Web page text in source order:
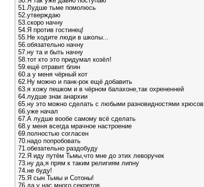
51.Лудше тьме помолюсь
52.утверждаю
53.скоро начну
54.Я против гостинец!
55.Не ходите люди в школы...
56.обязательно начну
57.ну та и быть начну
58.тот кто это придумал козёл!
59.ещё отравит блин
60.а у меня чёрный кот
62.Ну можно и панк-рок ещё добавить
63.я хожу пешком и в чёрном балахоне,так охрененней
64.лудше знак анархии
65.ну это можно сделать с любыми разновидностями хрюсов
66.уже начал
67.А лудше вообе самому всё сделать
68.у меня всегда мрачное настроение
69.полностью согласен
70.надо попробовать
71.обезательно раздобуду
72.Я иду путём Тьмы,что мне до этих леворучек
73.ну да,я прям к таким религиям липну
74.не буду!
75.Я сын Тьмы и Сотоны!
76.да у нас много секретов...